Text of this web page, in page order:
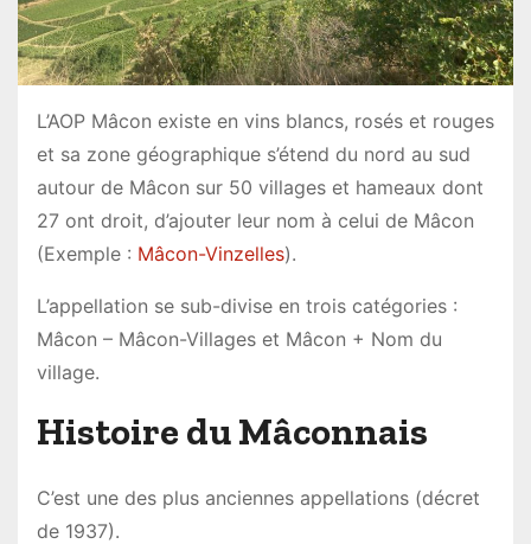
L’AOP Mâcon existe en vins blancs, rosés et rouges
et sa zone géographique s’étend du nord au sud
autour de Mâcon sur 50 villages et hameaux dont
27 ont droit, d’ajouter leur nom à celui de Mâcon
(Exemple : Mâcon-Vinzelles).
L’appellation se sub-divise en trois catégories :
Mâcon – Mâcon-Villages et Mâcon + Nom du
village.
Histoire du Mâconnais
C’est une des plus anciennes appellations (décret
de 1937).